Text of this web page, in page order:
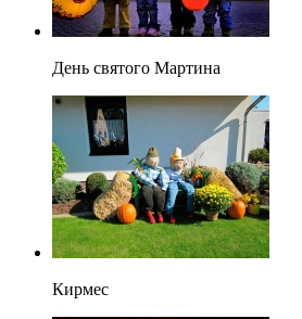
День святого Мартина
Кирмес